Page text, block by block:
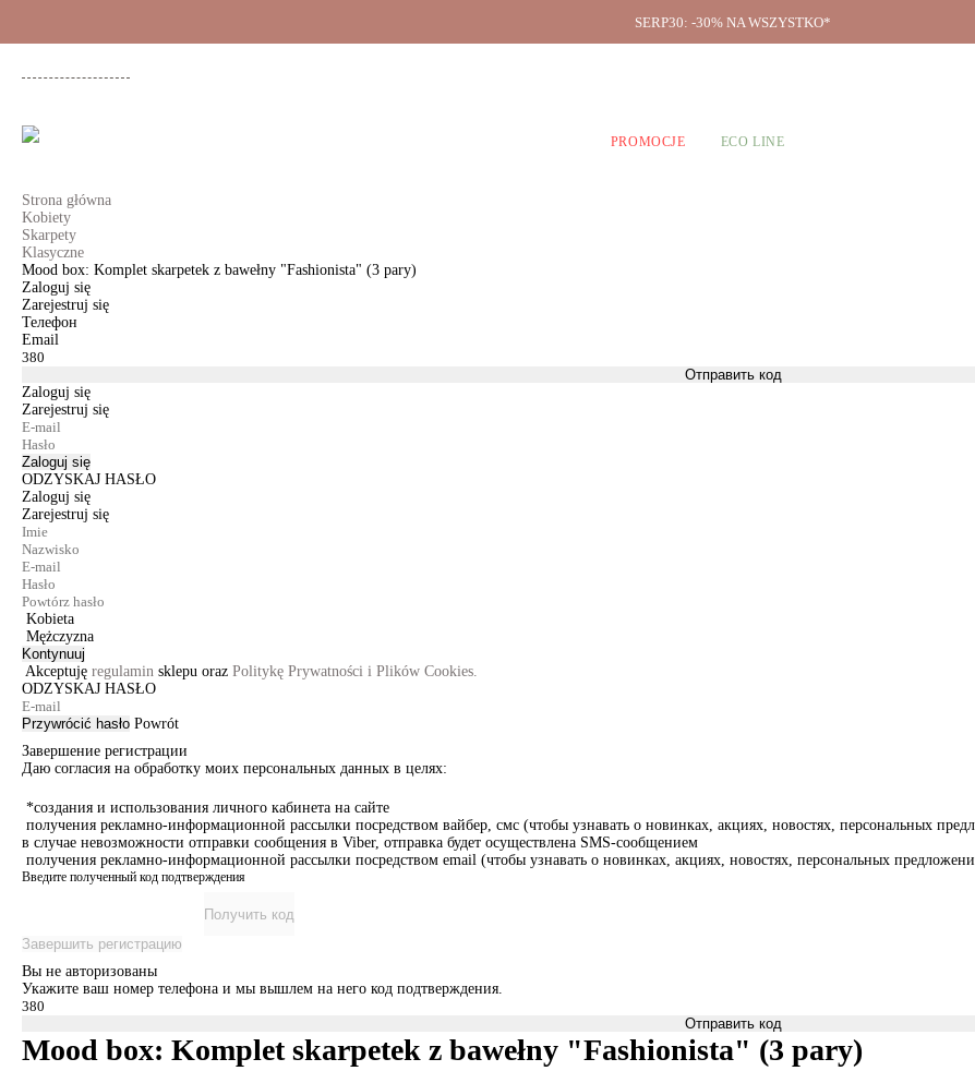
SERP30: -30% NA WSZYSTKO*
PROMOCJE ECO LINE
Strona główna
Kobiety
Skarpety
Klasyczne
Mood box: Komplet skarpetek z bawełny "Fashionista" (3 pary)
Zaloguj się
Zarejestruj się
Телефон
Email
Отправить код
Zaloguj się
Zarejestruj się
Zaloguj się
ODZYSKAJ HASŁO
Zaloguj się
Zarejestruj się
Kobieta
Mężczyzna
Kontynuuj
Akceptuję regulamin sklepu oraz Politykę Prywatności i Plików Cookies.
ODZYSKAJ HASŁO
Przywrócić hasło Powrót
Завершение регистрации
Даю согласия на обработку моих персональных данных в целях:
*создания и использования личного кабинета на сайте
получения рекламно-информационной рассылки посредством вайбер, смс (чтобы узнавать о новинках, акциях, новостях, персональных
в случае невозможности отправки сообщения в Viber, отправка будет осуществлена SMS-сообщением
получения рекламно-информационной рассылки посредством email (чтобы узнавать о новинках, акциях, новостях, персональных
Введите полученный код подтверждения
Получить код
Завершить регистрацию
Вы не авторизованы
Укажите ваш номер телефона и мы вышлем на него код подтверждения.
Отправить код
Mood box: Komplet skarpetek z bawełny "Fashionista" (3 pary)